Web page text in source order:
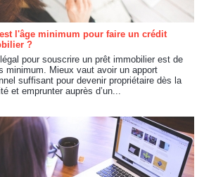
l'âge minimum pour faire un crédit
?
légal pour souscrire un prêt immobilier est de
minimum. Mieux vaut avoir un apport
suffisant pour devenir propriétaire dès la
et emprunter auprès d’un...